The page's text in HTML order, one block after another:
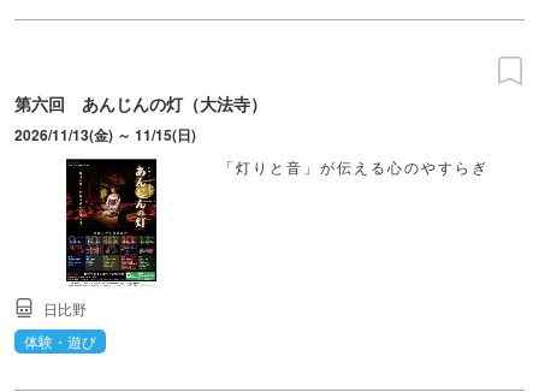
第六回 あんじんの灯（大法寺）
2026/11/13(金) ～ 11/15(日)
「灯りと音」が伝える心のやすらぎ
日比野
体験・遊び